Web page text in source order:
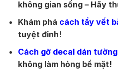
không gian sống – Hãy
Khám phá cách tẩy vết
tuyệt đỉnh!
Cách gỡ decal dán tường
không làm hỏng bề mặt!